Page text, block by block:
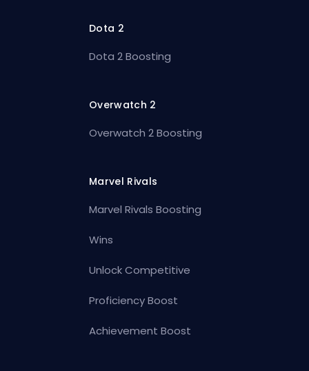
Dota 2
Dota 2 Boosting
Overwatch 2
Overwatch 2 Boosting
Marvel Rivals
Marvel Rivals Boosting
Wins
Unlock Competitive
Proficiency Boost
Achievement Boost